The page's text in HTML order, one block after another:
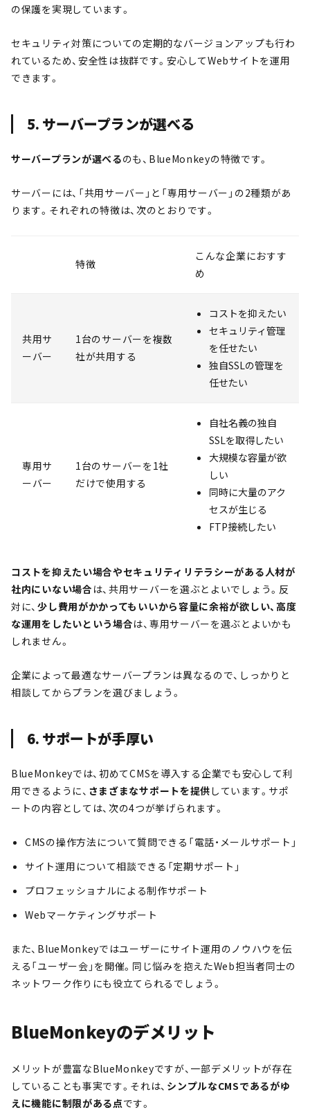
の保護を実現しています。
セキュリティ対策についての定期的なバージョンアップも行わ
れているため、安全性は抜群です。安心してWebサイトを運用
できます。
5. サーバープランが選べる
サーバープランが選べるのも、BlueMonkeyの特徴です。
サーバーには、「共用サーバー」と「専用サーバー」の2種類があ
ります。それぞれの特徴は、次のとおりです。
特徴
こんな企業におすす
め
共用サ
ーバー
1台のサーバーを複数
社が共用する
コストを抑えたい
セキュリティ管理
を任せたい
独自SSLの管理を
任せたい
専用サ
ーバー
1台のサーバーを1社
だけで使用する
自社名義の独自
SSLを取得したい
大規模な容量が欲
しい
同時に大量のアク
セスが生じる
FTP接続したい
コストを抑えたい場合やセキュリティリテラシーがある人材が
社内にいない場合 は、共用サーバーを選ぶとよいでしょう。反
対に、少し費用がかかってもいいから容量に余裕が欲しい、高度
な運用をしたいという場合は、専用サーバーを選ぶとよいかも
しれません。
企業によって最適なサーバープランは異なるので、しっかりと
相談してからプランを選びましょう。
6. サポートが手厚い
BlueMonkeyでは、初めてCMSを導入する企業でも安心して利
用できるように、 さまざまなサポートを提供 しています。サポ
ートの内容としては、次の4つが挙げられます。
CMSの操作方法について質問できる「電話・メールサポート」
サイト運用について相談できる「定期サポート」
プロフェッショナルによる制作サポート
Webマーケティングサポート
また、BlueMonkeyではユーザーにサイト運用のノウハウを伝
える「ユーザー会」を開催。同じ悩みを抱えたWeb担当者同士の
ネットワーク作りにも役立てられるでしょう。
BlueMonkeyのデメリット
メリットが豊富なBlueMonkeyですが、一部デメリットが存在
していることも事実です。それは、 シンプルなCMSであるがゆ
えに機能に制限がある点です。